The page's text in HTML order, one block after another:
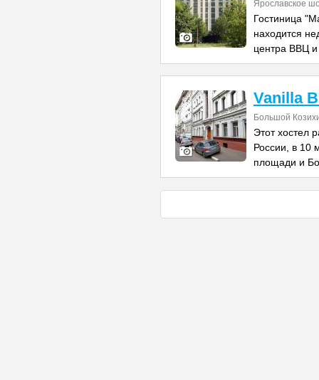
Ярославское
Гостиница
находится
центра ВВЦ и
Vanilla
Большой
Этот хостел
России, в 10
площади и